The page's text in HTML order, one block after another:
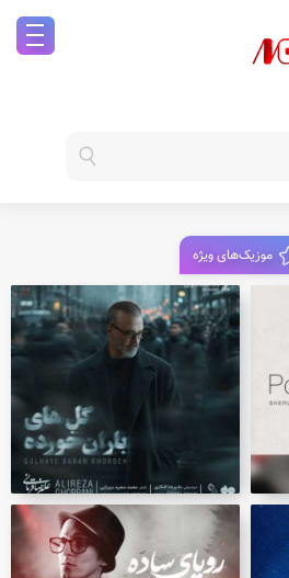
موزیک‌های ویژه